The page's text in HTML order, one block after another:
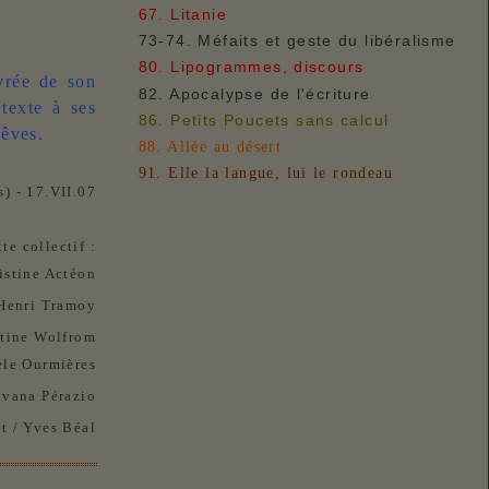
de son
à ses
- 17.VII.07
collectif :
Actéon
Tramoy
Wolfrom
Ourmières
Pérazio
/ Yves Béal
67. Litanie
73-74. Méfaits et geste du libéralisme
80. Lipogrammes, discours
82. Apocalypse de l'écriture
86. Petits Poucets sans calcul
88. Allée au désert
91. Elle la langue, lui le rondeau